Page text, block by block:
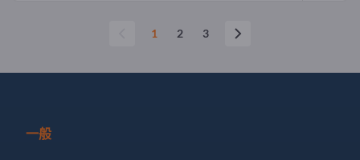
1 2 3
一般